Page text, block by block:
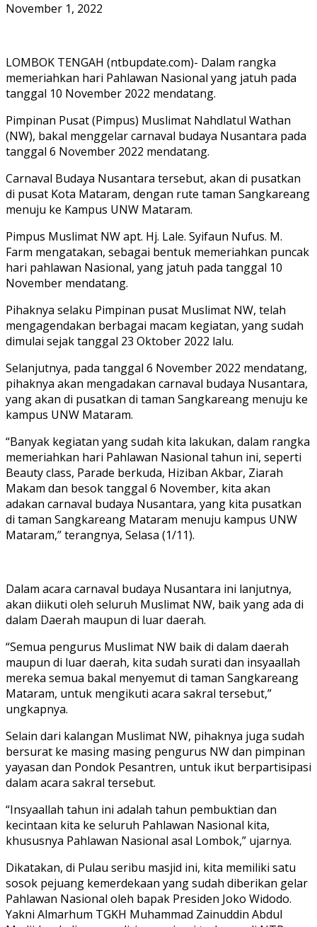
November 1, 2022
LOMBOK TENGAH (ntbupdate.com)- Dalam rangka
memeriahkan hari Pahlawan Nasional yang jatuh pada
tanggal 10 November 2022 mendatang.
Pimpinan Pusat (Pimpus) Muslimat Nahdlatul Wathan
(NW), bakal menggelar carnaval budaya Nusantara pada
tanggal 6 November 2022 mendatang.
Carnaval Budaya Nusantara tersebut, akan di pusatkan
di pusat Kota Mataram, dengan rute taman Sangkareang
menuju ke Kampus UNW Mataram.
Pimpus Muslimat NW apt. Hj. Lale. Syifaun Nufus. M.
Farm mengatakan, sebagai bentuk memeriahkan puncak
hari pahlawan Nasional, yang jatuh pada tanggal 10
November mendatang.
Pihaknya selaku Pimpinan pusat Muslimat NW, telah
mengagendakan berbagai macam kegiatan, yang sudah
dimulai sejak tanggal 23 Oktober 2022 lalu.
Selanjutnya, pada tanggal 6 November 2022 mendatang,
pihaknya akan mengadakan carnaval budaya Nusantara,
yang akan di pusatkan di taman Sangkareang menuju ke
kampus UNW Mataram.
“Banyak kegiatan yang sudah kita lakukan, dalam rangka
memeriahkan hari Pahlawan Nasional tahun ini, seperti
Beauty class, Parade berkuda, Hiziban Akbar, Ziarah
Makam dan besok tanggal 6 November, kita akan
adakan carnaval budaya Nusantara, yang kita pusatkan
di taman Sangkareang Mataram menuju kampus UNW
Mataram,” terangnya, Selasa (1/11).
Dalam acara carnaval budaya Nusantara ini lanjutnya,
akan diikuti oleh seluruh Muslimat NW, baik yang ada di
dalam Daerah maupun di luar daerah.
“Semua pengurus Muslimat NW baik di dalam daerah
maupun di luar daerah, kita sudah surati dan insyaallah
mereka semua bakal menyemut di taman Sangkareang
Mataram, untuk mengikuti acara sakral tersebut,”
ungkapnya.
Selain dari kalangan Muslimat NW, pihaknya juga sudah
bersurat ke masing masing pengurus NW dan pimpinan
yayasan dan Pondok Pesantren, untuk ikut berpartisipasi
dalam acara sakral tersebut.
“Insyaallah tahun ini adalah tahun pembuktian dan
kecintaan kita ke seluruh Pahlawan Nasional kita,
khususnya Pahlawan Nasional asal Lombok,” ujarnya.
Dikatakan, di Pulau seribu masjid ini, kita memiliki satu
sosok pejuang kemerdekaan yang sudah diberikan gelar
Pahlawan Nasional oleh bapak Presiden Joko Widodo.
Yakni Almarhum TGKH Muhammad Zainuddin Abdul